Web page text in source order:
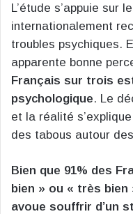
L’étude s’appuie sur
internationalement
troubles psychiques.
apparente bonne
Français sur trois
psychologique. Le
et la réalité
des tabous autour
Bien que 91% des
bien » ou « très bien
avoue souffrir d’un